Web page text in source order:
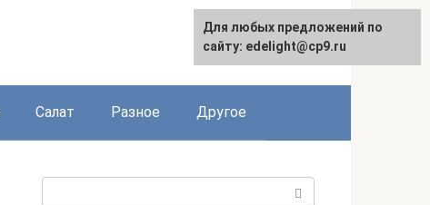
English
Салат Разное Другое
Для любых предложений по
сайту: edelight@cp9.ru